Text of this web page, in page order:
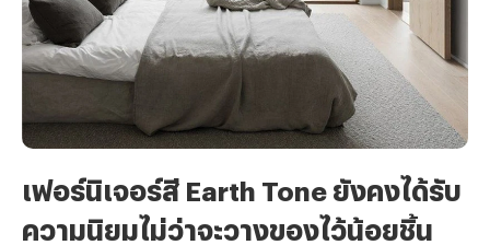
เฟอร์นิเจอร์สี Earth Tone ยังคงได้รับ
ความนิยมไม่ว่าจะวางของไว้น้อยชิ้น